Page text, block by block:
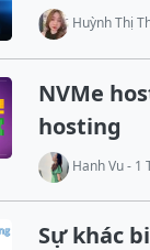
Huỳnh Thị
NVMe
hosting
Hanh Vu - 1
Sự khác